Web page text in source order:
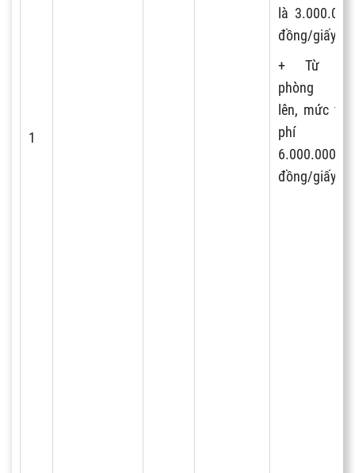
1
là 3.000.000
đồng/giấy;
+ Từ 06
phòng trở
lên, mức thu
phí là
6.000.000
đồng/giấy.